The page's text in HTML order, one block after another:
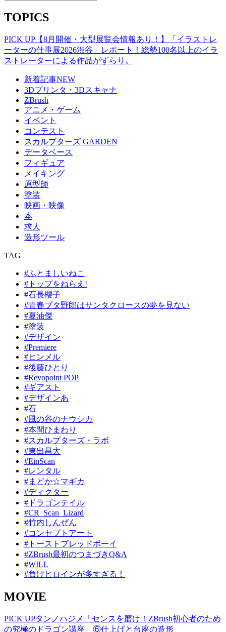
TOPICS
PICK UP 【8月開催・大型展覧会情報あり！】「イラストレ
ーターの仕事展2026渋谷」レポート！総勢100名以上のイラ
ストレーターによる作品がずらり。
新着記事NEW
3Dプリンタ・3Dスキャナ
ZBrush
アニメ・ゲーム
イベント
コンテスト
スカルプターズ GARDEN
データベース
フィギュア
メイキング
原型師
塗装
映画・映像
本
求人
造形ツール
TAG
#ふとましいねこ
#トップをねらえ!
#石長櫻子
#⻘春ブタ野郎はサンタクロースの夢を⾒ない
#夏油傑
#塗装
#デザイン
#Premiere
#ヒンメル
#後藤ひとり
#Revopoint POP
#ギアスト
#デザインあ
#石
#風の谷のナウシカ
#本間ひまわり
#スカルプターズ・ラボ
#東出昌大
#EinScan
#レンタル
#まどか☆マギカ
#ディクター
#ドラゴンテイル
#CR_Scan_Lizard
#竹内しんぜん
#コンセプトアート
#トーストブレッドボーイ
#ZBrush最初のつまづきQ&A
#WILL
#負けヒロインが多すぎる！
MOVIE
PICK UPタンノハジメ「センスを磨け！ZBrush初心者のため
の究極のドラゴン講座」⑥仕上げと台座の造形